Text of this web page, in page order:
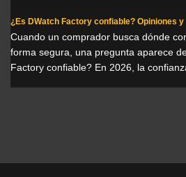
¿Es DWatch Factory confiable? Opiniones
Cuando un comprador busca dónde
forma segura, una pregunta aparece
Factory confiable? En 2026, la